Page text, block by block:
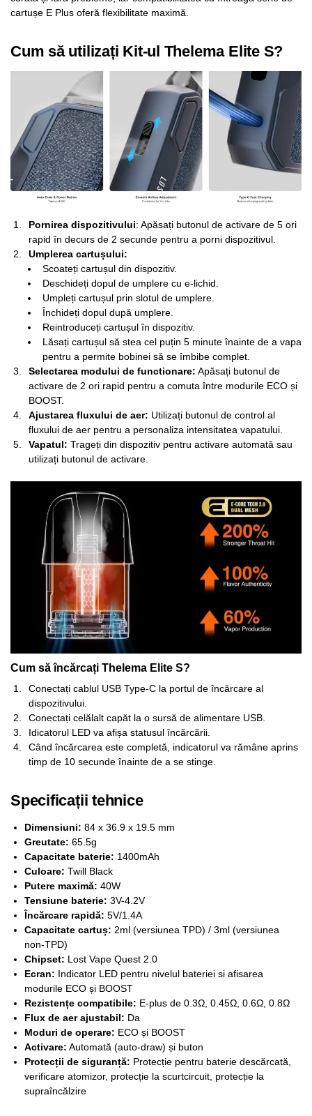
cartușe E Plus oferă flexibilitate maximă.
Cum să utilizați Kit-ul Thelema Elite S?
Pornirea dispozitivului: Apăsați butonul de activare de 5 ori
rapid în decurs de 2 secunde pentru a porni dispozitivul.
Umplerea cartușului:
Scoateți cartușul din dispozitiv.
Deschideți dopul de umplere cu e-lichid.
Umpleți cartușul prin slotul de umplere.
Închideți dopul după umplere.
Reintroduceți cartușul în dispozitiv.
Lăsați cartușul să stea cel puțin 5 minute înainte de a vapa
pentru a permite bobinei să se îmbibe complet.
Selectarea modului de functionare: Apăsați butonul de
activare de 2 ori rapid pentru a comuta între modurile ECO și
BOOST.
Ajustarea fluxului de aer: Utilizați butonul de control al
fluxului de aer pentru a personaliza intensitatea vapatului.
Vapatul: Trageți din dispozitiv pentru activare automată sau
utilizați butonul de activare.
Cum să încărcați Thelema Elite S?
Conectați cablul USB Type-C la portul de încărcare al
dispozitivului.
Conectați celălalt capăt la o sursă de alimentare USB.
Idicatorul LED va afișa statusul încărcării.
Când încărcarea este completă, indicatorul va rămâne aprins
timp de 10 secunde înainte de a se stinge.
Specificații tehnice
Dimensiuni: 84 x 36.9 x 19.5 mm
Greutate: 65.5g
Capacitate baterie: 1400mAh
Culoare: Twill Black
Putere maximă: 40W
Tensiune baterie: 3V-4.2V
Încărcare rapidă: 5V/1.4A
Capacitate cartuș: 2ml (versiunea TPD) / 3ml (versiunea
non-TPD)
Chipset: Lost Vape Quest 2.0
Ecran: Indicator LED pentru nivelul bateriei si afisarea
modurile ECO și BOOST
Rezistențe compatibile: E-plus de 0.3Ω, 0.45Ω, 0.6Ω, 0.8Ω
Flux de aer ajustabil: Da
Moduri de operare: ECO și BOOST
Activare: Automată (auto-draw) și buton
Protecții de siguranță: Protecție pentru baterie descărcată,
verificare atomizor, protecție la scurtcircuit, protecție la
supraîncălzire